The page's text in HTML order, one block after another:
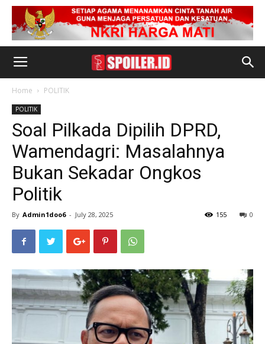
Home POLITIK
POLITIK
Soal Pilkada Dipilih DPRD,
Wamendagri: Masalahnya
Bukan Sekadar Ongkos
Politik
By Admin1doo6 - July 28, 2025 0
155